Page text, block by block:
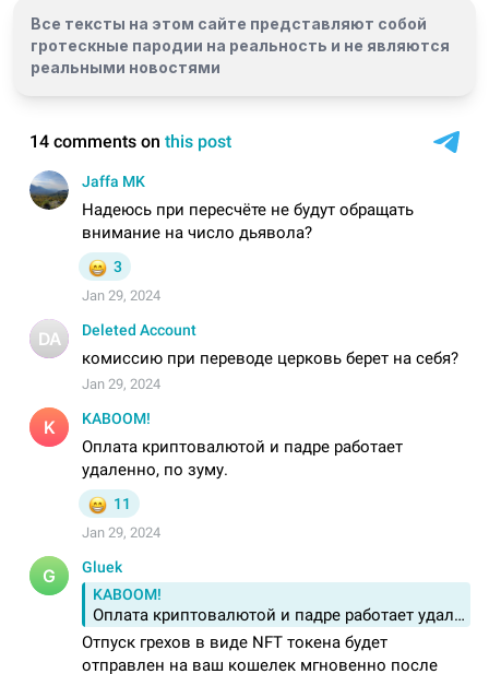
Все тексты на этом сайте представляют собой
гротескные пародии на реальность и не являются
реальными новостями